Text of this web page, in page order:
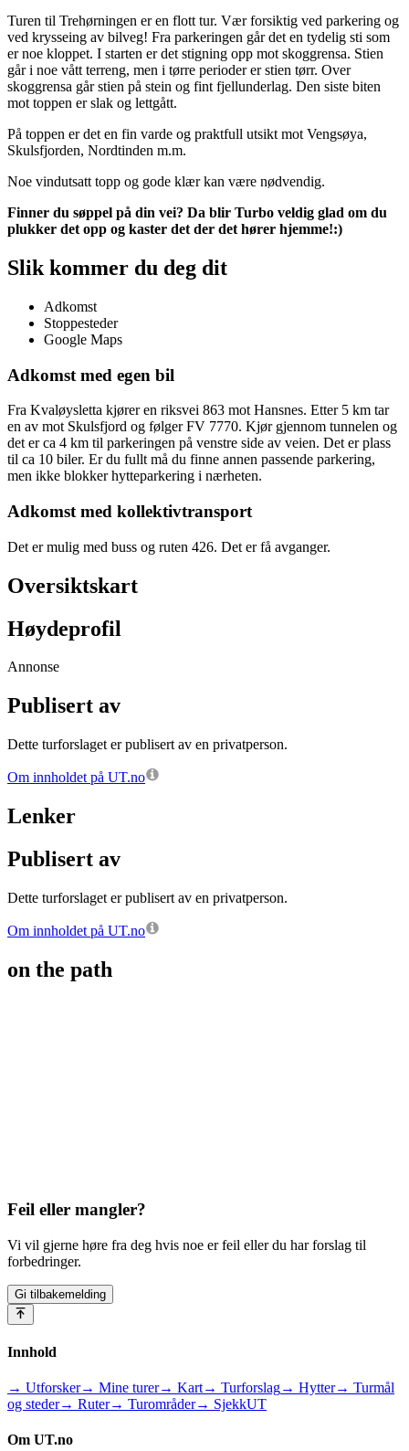
Turen til Trehørningen er en flott tur. Vær forsiktig ved parkering og
ved krysseing av bilveg! Fra parkeringen går det en tydelig sti som
er noe kloppet. I starten er det stigning opp mot skoggrensa. Stien
går i noe vått terreng, men i tørre perioder er stien tørr. Over
skoggrensa går stien på stein og fint fjellunderlag. Den siste biten
mot toppen er slak og lettgått.
På toppen er det en fin varde og praktfull utsikt mot Vengsøya,
Skulsfjorden, Nordtinden m.m.
Noe vindutsatt topp og gode klær kan være nødvendig.
Finner du søppel på din vei? Da blir Turbo veldig glad om du
plukker det opp og kaster det der det hører hjemme!:)
Slik kommer du deg dit
Adkomst
Stoppesteder
Google Maps
Adkomst med egen bil
Fra Kvaløysletta kjører en riksvei 863 mot Hansnes. Etter 5 km tar
en av mot Skulsfjord og følger FV 7770. Kjør gjennom tunnelen og
det er ca 4 km til parkeringen på venstre side av veien. Det er plass
til ca 10 biler. Er du fullt må du finne annen passende parkering,
men ikke blokker hytteparkering i nærheten.
Adkomst med kollektivtransport
Det er mulig med buss og ruten 426. Det er få avganger.
Oversiktskart
Høydeprofil
Annonse
Publisert av
Dette turforslaget er publisert av en privatperson.
Om innholdet på UT.no
Lenker
Publisert av
Dette turforslaget er publisert av en privatperson.
Om innholdet på UT.no
on the path
Feil eller mangler?
Vi vil gjerne høre fra deg hvis noe er feil eller du har forslag til
forbedringer.
Gi tilbakemelding
Innhold
→ Utforsker→ Mine turer→ Kart→ Turforslag→ Hytter→ Turmål
og steder→ Ruter→ Turområder→ SjekkUT
Om UT.no